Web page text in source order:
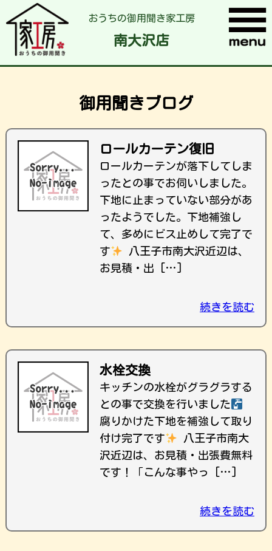
おうちの御用聞き家工房
南大沢店
御用聞きブログ
ロールカーテン復旧
ロールカーテンが落下してしま
ったとの事でお伺いしました。
下地に止まっていない部分があ
ったようでした。下地補強し
て、多めにビス止めして完了で
す
八王子市南大沢近辺は、
お見積・出 […]
続きを読む
水栓交換
キッチンの水栓がグラグラする
との事で交換を行いました
腐りかけた下地を補強して取り
付け完了です
八王子市南大
沢近辺は、お見積・出張費無料
です！ ｢こんな事やっ […]
続きを読む